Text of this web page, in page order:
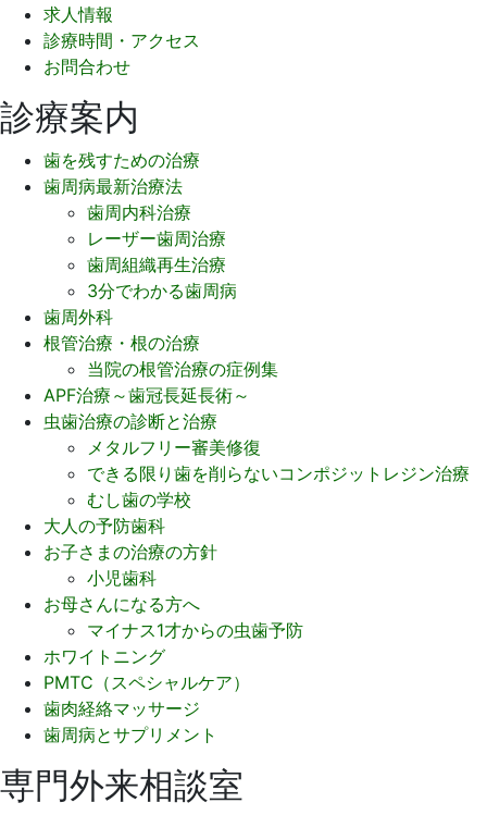
求人情報
診療時間・アクセス
お問合わせ
診療案内
歯を残すための治療
歯周病最新治療法
歯周内科治療
レーザー歯周治療
歯周組織再生治療
3分でわかる歯周病
歯周外科
根管治療・根の治療
当院の根管治療の症例集
APF治療～歯冠長延長術～
虫歯治療の診断と治療
メタルフリー審美修復
できる限り歯を削らないコンポジットレジン治療
むし歯の学校
大人の予防歯科
お子さまの治療の方針
小児歯科
お母さんになる方へ
マイナス1才からの虫歯予防
ホワイトニング
PMTC（スペシャルケア）
歯肉経絡マッサージ
歯周病とサプリメント
専門外来相談室